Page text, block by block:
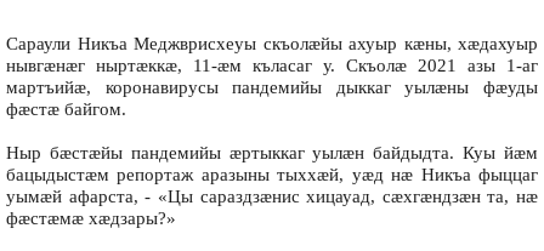
Сараули Никъа Меджврисхеуы скъолæйы ахуыр кæны, хæдахуыр
нывгæнæг ныртæккæ, 11-æм къласаг у. Скъолæ 2021 азы 1-аг
мартъийæ, коронавирусы пандемийы дыккаг уылæны фæуды
фæстæ байгом.
Ныр бæстæйы пандемийы æртыккаг уылæн байдыдта. Куы йæм
бацыдыстæм репортаж аразыны тыххæй, уæд нæ Никъа фыццаг
уымæй афарста, - «Цы сараздзæнис хицауад, сæхгæндзæн та, нæ
фæстæмæ хæдзары?»